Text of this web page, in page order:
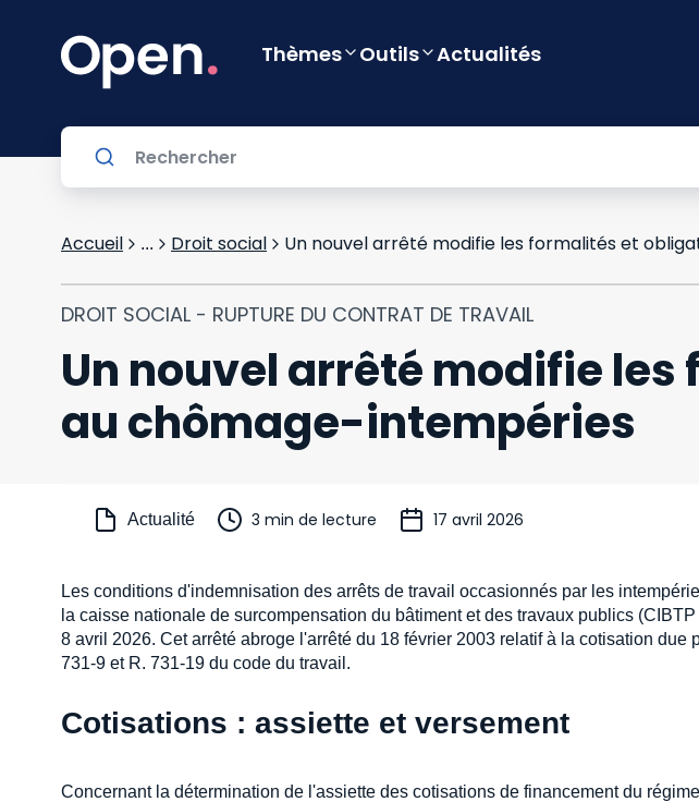
Thèmes Outils Actualités
Accueil ... Droit social Un nouvel arrêté modifie les formalités et
DROIT SOCIAL - RUPTURE DU CONTRAT DE TRAVAIL
Un nouvel arrêté modifie
au chômage-intempéries
Actualité 3 min de lecture 17 avril 2026
Les conditions d'indemnisation des arrêts de travail occasionnés par les
la caisse nationale de surcompensation du bâtiment et des travaux publics
8 avril 2026. Cet arrêté abroge l'arrêté du 18 février 2003 relatif à la cotisation due
731-9 et R. 731-19 du code du travail.
Cotisations : assiette et versement
Concernant la détermination de l'assiette des cotisations de financement du